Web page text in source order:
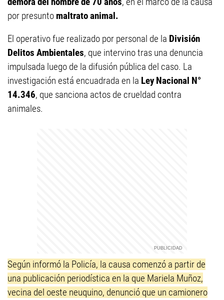
por presunto maltrato animal.
El operativo fue realizado por personal de la División
Delitos Ambientales, que intervino tras una denuncia
impulsada luego de la difusión pública del caso. La
investigación está encuadrada en la Ley Nacional N°
14.346, que sanciona actos de crueldad contra
animales.
Según informó la Policía, la causa comenzó a partir de
una publicación periodística en la que Mariela Muñoz,
vecina del oeste neuquino, denunció que un camionero